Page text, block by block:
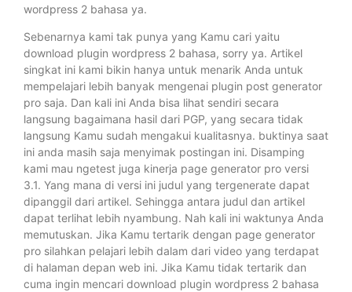
wordpress 2 bahasa ya.
Sebenarnya kami tak punya yang Kamu cari yaitu
download plugin wordpress 2 bahasa, sorry ya. Artikel
singkat ini kami bikin hanya untuk menarik Anda untuk
mempelajari lebih banyak mengenai plugin post generator
pro saja. Dan kali ini Anda bisa lihat sendiri secara
langsung bagaimana hasil dari PGP, yang secara tidak
langsung Kamu sudah mengakui kualitasnya. buktinya saat
ini anda masih saja menyimak postingan ini. Disamping
kami mau ngetest juga kinerja page generator pro versi
3.1. Yang mana di versi ini judul yang tergenerate dapat
dipanggil dari artikel. Sehingga antara judul dan artikel
dapat terlihat lebih nyambung. Nah kali ini waktunya Anda
memutuskan. Jika Kamu tertarik dengan page generator
pro silahkan pelajari lebih dalam dari video yang terdapat
di halaman depan web ini. Jika Kamu tidak tertarik dan
cuma ingin mencari download plugin wordpress 2 bahasa